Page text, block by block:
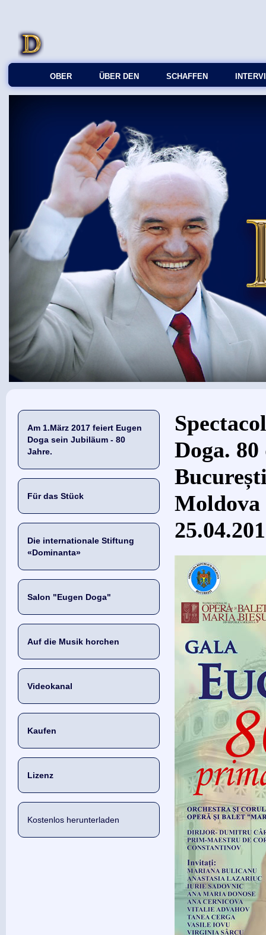
OBER ÜBER DEN SCHAFFEN
Am 1.März 2017 feiert Eugen
Doga sein Jubiläum - 80
Jahre.
Für das Stück
Die internationale Stiftung
«Dominanta»
Salon "Eugen Doga"
Auf die Musik horchen
Videokanal
Kaufen
Lizenz
Kostenlos herunterladen
Sie sind hier
Doga.